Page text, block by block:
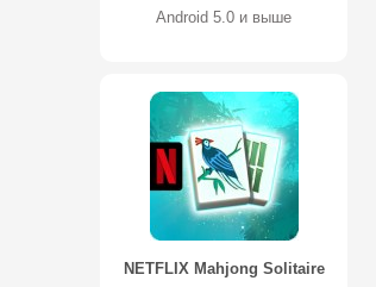
Android 5.0 и выше
NETFLIX Mahjong Solitaire